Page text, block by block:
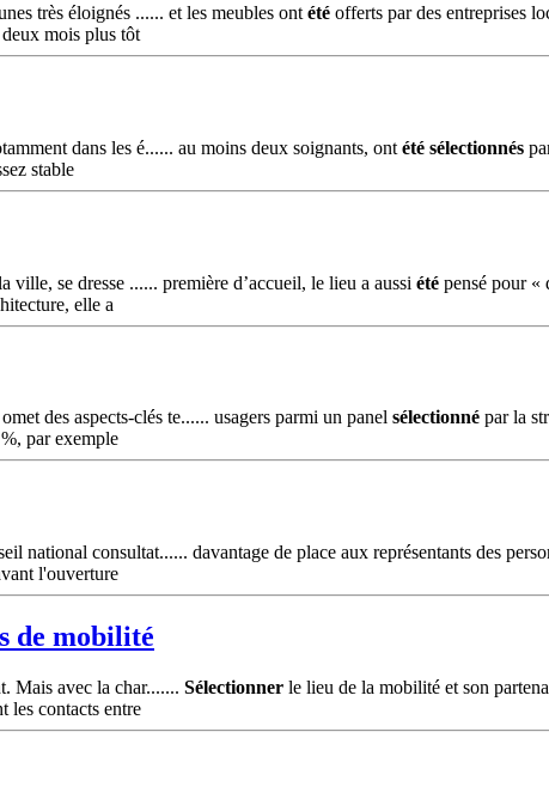
très éloignés ...... et les meubles ont été offerts par des entreprises
mois plus tôt
dans les é...... au moins deux soignants, ont été sélectionnés
stable
se dresse ...... première d’accueil, le lieu a aussi été pensé pour «
elle a
des aspects-clés te...... usagers parmi un panel sélectionné par la
par exemple
consultat...... davantage de place aux représentants des
l'ouverture
de mobilité
Mais avec la char....... Sélectionner le lieu de la mobilité et son
les contacts entre